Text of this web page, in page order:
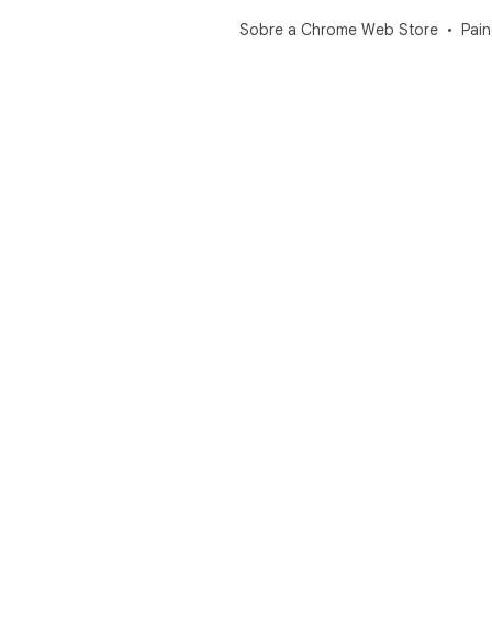
Sobre a Chrome Web Store